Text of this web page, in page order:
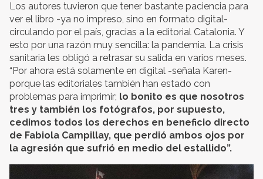
Los autores tuvieron que tener bastante paciencia para
ver el libro -ya no impreso, sino en formato digital-
circulando por el país, gracias a la editorial Catalonia. Y
esto por una razón muy sencilla: la pandemia. La crisis
sanitaria les obligó a retrasar su salida en varios meses.
“Por ahora está solamente en digital -señala Karen-
porque las editoriales también han estado con
problemas para imprimir; lo bonito es que nosotros
tres y también los fotógrafos, por supuesto,
cedimos todos los derechos en beneficio directo
de Fabiola Campillay, que perdió ambos ojos por
la agresión que sufrió en medio del estallido”.